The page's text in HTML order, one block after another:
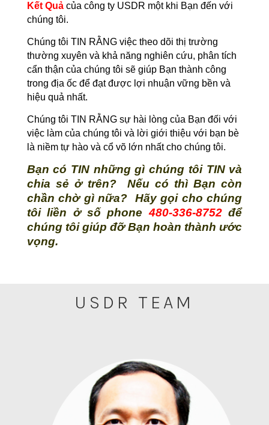
Kết Quảcủa công ty USDR một khi Bạn đến với
chúng tôi.
Chúng tôi TIN RẰNG việc theo dõi thị trường
thường xuyên và khả năng nghiên cứu, phân tích
cẩn thận của chúng tôi sẽ giúp Bạn thành công
trong địa ốc để đạt được lợi nhuận vững bền và
hiệu quả nhất.
Chúng tôi TIN RẰNG sự hài lòng của Bạn đối với
việc làm của chúng tôi và lời giới thiệu với bạn bè
là niềm tự hào và cổ võ lớn nhất cho chúng tôi.
Bạn có TIN những gì chúng tôi TIN và
chia sẻ ở trên? Nếu có thì Bạn còn
chần chờ gì nữa? Hãy gọi cho chúng
tôi liền ở số phone480-336-8752để
chúng tôi giúp đỡ Bạn hoàn thành ước
vọng.
USDR TEAM